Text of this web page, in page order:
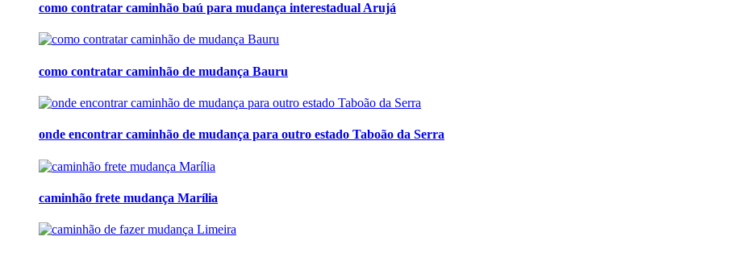
como contratar caminhão baú para mudança interestadual Arujá
como contratar caminhão de mudança Bauru
onde encontrar caminhão de mudança para outro estado Taboão da Serra
caminhão frete mudança Marília